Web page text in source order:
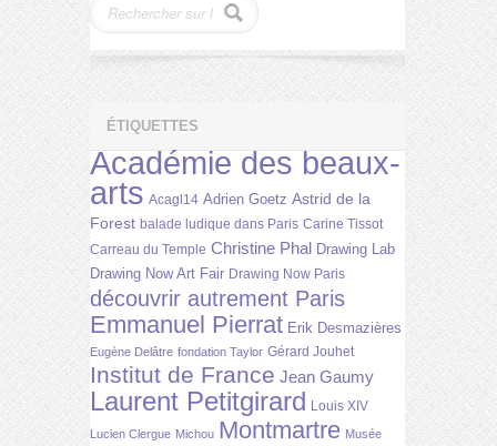
ÉTIQUETTES
Académie des beaux-
arts Acagl14 Adrien Goetz Astrid de la
Forest balade ludique dans Paris Carine Tissot
Carreau du Temple Christine Phal Drawing Lab
Drawing Now Art Fair Drawing Now Paris
découvrir autrement Paris
Emmanuel Pierrat Erik Desmazières
Eugène Delâtre fondation Taylor Gérard Jouhet
Institut de France Jean Gaumy
Laurent Petitgirard Louis XIV
Lucien Clergue Michou Montmartre Musée